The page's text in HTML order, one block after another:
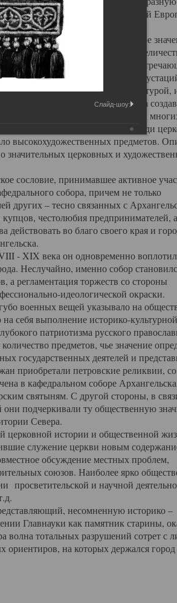
течениями России, Западной
оправдывали его кафедральное
построек города. Обширный и
с единственными нигде не
резных, символических
же с живописью, скульптурой,
интерьер Троицкого храма
убранства собора, на протяжении
ризнице, библиотеке, среди
высокохудожественных предметов.
церковных и
сословие, принимавшее активное
собора, причем не только
других – тесно связанных с
честолюбия предпринимателей,
во благо своего края и
XIX века он одновременно
Неслучайно, именно собор
а регламентация торжеств со стороны
идеологической окраски.
военных вещей указывало на
на себя выполнение историко-
патриотизма русского
предметов, чье значение
государственных деятелей и
приобретали петровские реликвии, со
в кафедральном соборе
святыням. С другой стороны, в
подчеркивали ту общественную
Севера.
истории и общественной
служение церкви новым
обсуждение местных проблем,
союзов. Наиболее ярко
просветительской и научной
несомненную историко –
Главнауки как памятник старины,
тотальных разрушений сотрет с
на которых держался город
Слайд-шоу: